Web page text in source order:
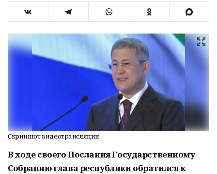
Скриншот видеотрансляции
В ходе своего Послания Государственному
Собранию глава республики обратился к